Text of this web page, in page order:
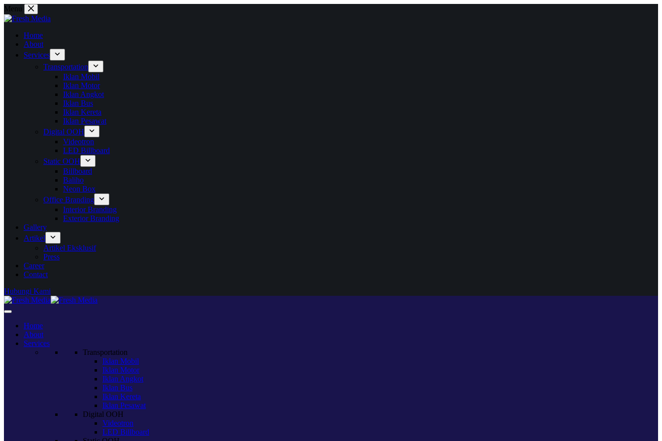
Skip
to
Menu
Home
About
Services
Transportation
Iklan Mobil
Iklan Motor
Iklan Angkot
Iklan Bus
Iklan Kereta
Iklan Pesawat
Digital OOH
Videotron
LED Billboard
Static OOH
Billboard
Baliho
Neon Box
Office Branding
Interior Branding
Exterior Branding
Gallery
Artikel
Artikel Eksklusif
Press
Career
Contact
Hubungi Kami
Home
About
Services
Transportation
Iklan Mobil
Iklan Motor
Iklan Angkot
Iklan Bus
Iklan Kereta
Iklan Pesawat
Digital OOH
Videotron
LED Billboard